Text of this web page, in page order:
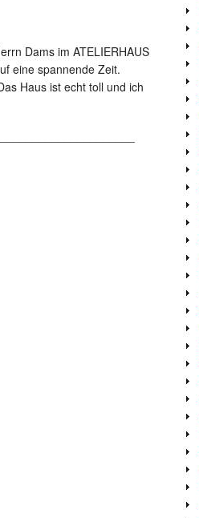
Dams im ATELIERHAUS
eine spannende Zeit.
Haus ist echt toll und ich